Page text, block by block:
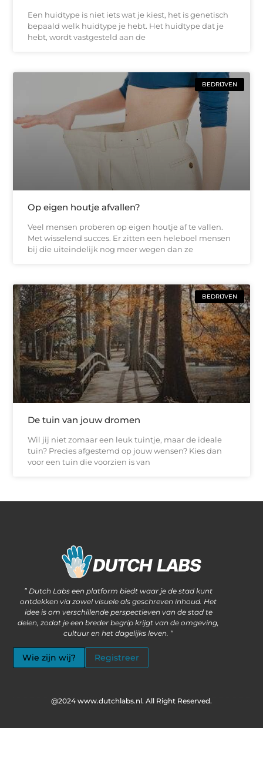
Een huidtype is niet iets wat je kiest, het is genetisch
bepaald welk huidtype je hebt. Het huidtype dat je
hebt, wordt vastgesteld aan de
BEDRIJVEN
Op eigen houtje afvallen?
Veel mensen proberen op eigen houtje af te vallen.
Met wisselend succes. Er zitten een heleboel mensen
bij die uiteindelijk nog meer wegen dan ze
BEDRIJVEN
De tuin van jouw dromen
Wil jij niet zomaar een leuk tuintje, maar de ideale
tuin? Precies afgestemd op jouw wensen? Kies dan
voor een tuin die voorzien is van
” Dutch Labs een platform biedt waar je de stad kunt
ontdekken via zowel visuele als geschreven inhoud. Het
idee is om verschillende perspectieven van de stad te
delen, zodat je een breder begrip krijgt van de omgeving,
cultuur en het dagelijks leven. “
Wie zijn wij? Registreer
@2024 www.dutchlabs.nl. All Right Reserved.